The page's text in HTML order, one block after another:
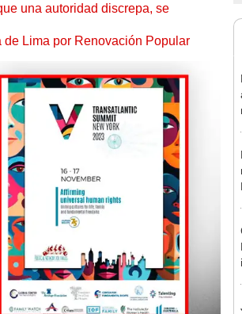
una autoridad discrepa, se
Lima por Renovación Popular